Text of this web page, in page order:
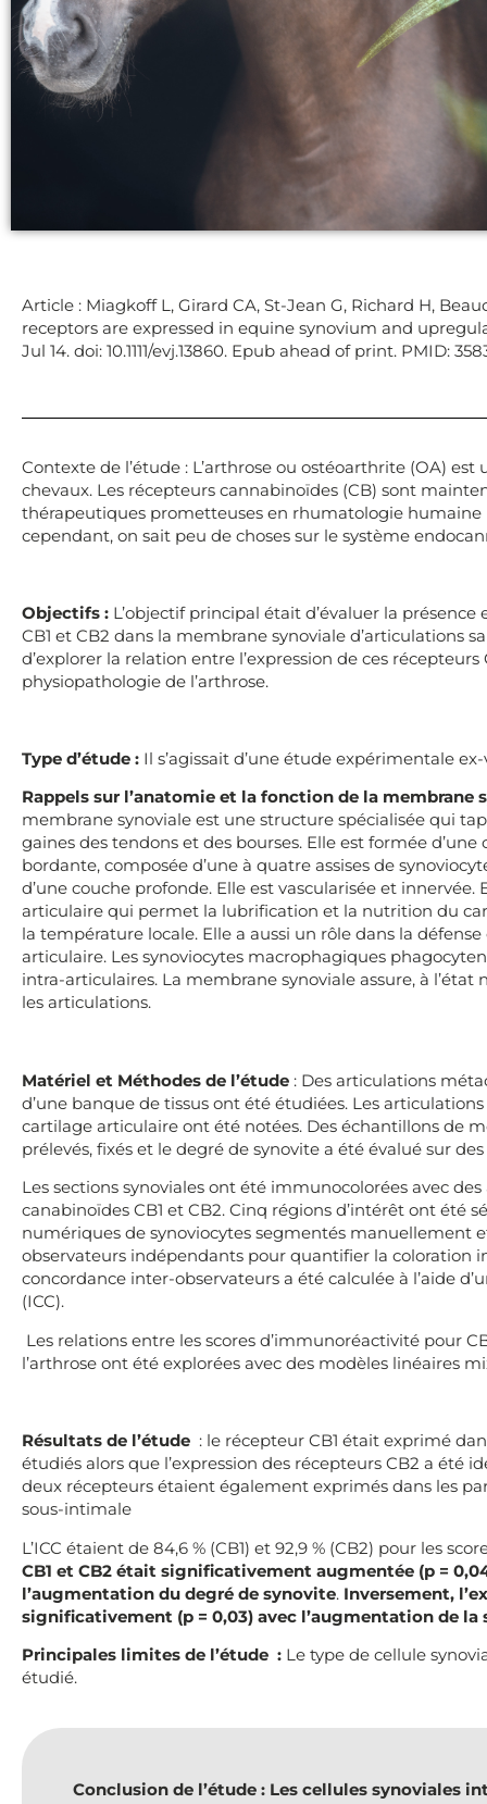
Article : Miagkoff L, Girard CA, St-Jean G, Richard H,
receptors are expressed in equine synovium and
Jul 14. doi: 10.1111/evj.13860. Epub ahead of print. PMID:
Contexte de l’étude : L’arthrose ou ostéoarthrite (OA)
chevaux. Les récepteurs cannabinoïdes (CB) sont
thérapeutiques prometteuses en rhumatologie humaine
cependant, on sait peu de choses sur le système
Objectifs : L’objectif principal était d’évaluer la
CB1 et CB2 dans la membrane synoviale d’articulations
d’explorer la relation entre l’expression de ces
physiopathologie de l’arthrose.
Type d’étude : Il s’agissait d’une étude expérimentale ex-
Rappels sur l’anatomie et la fonction de la membrane
membrane synoviale est une structure spécialisée qui
gaines des tendons et des bourses. Elle est formée
bordante, composée d’une à quatre assises de
d’une couche profonde. Elle est vascularisée et innervée.
articulaire qui permet la lubrification et la nutrition du
la température locale. Elle a aussi un rôle dans la
articulaire. Les synoviocytes macrophagiques
intra-articulaires. La membrane synoviale assure, à
les articulations.
Matériel et Méthodes de l’étude : Des articulations
d’une banque de tissus ont été étudiées. Les
cartilage articulaire ont été notées. Des échantillons de
prélevés, fixés et le degré de synovite a été évalué sur
Les sections synoviales ont été immunocolorées avec
canabinoïdes CB1 et CB2. Cinq régions d’intérêt ont été
numériques de synoviocytes segmentés manuellement
observateurs indépendants pour quantifier la coloration
concordance inter-observateurs a été calculée à l’aide
(ICC).
Les relations entre les scores d’immunoréactivité pour
l’arthrose ont été explorées avec des modèles linéaires
Résultats de l’étude : le récepteur CB1 était exprimé
étudiés alors que l’expression des récepteurs CB2 a été
deux récepteurs étaient également exprimés dans les
sous-intimale
L’ICC étaient de 84,6 % (CB1) et 92,9 % (CB2) pour les
CB1 et CB2 était significativement augmentée (p =
l’augmentation du degré de synovite. Inversement,
significativement (p = 0,03) avec l’augmentation de la
Principales limites de l’étude : Le type de cellule
étudié.
Conclusion de l’étude : Les cellules synoviales